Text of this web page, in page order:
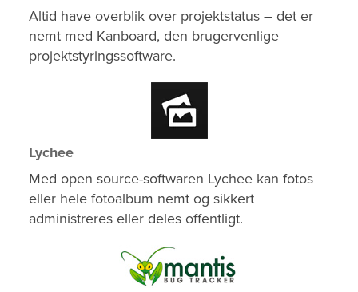
Altid have overblik over projektstatus – det er
nemt med Kanboard, den brugervenlige
projektstyringssoftware.
Lychee
Med open source-softwaren Lychee kan fotos
eller hele fotoalbum nemt og sikkert
administreres eller deles offentligt.